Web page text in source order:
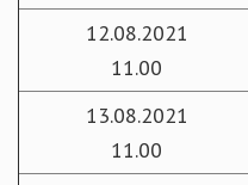
12.08.2021
11.00
13.08.2021
11.00